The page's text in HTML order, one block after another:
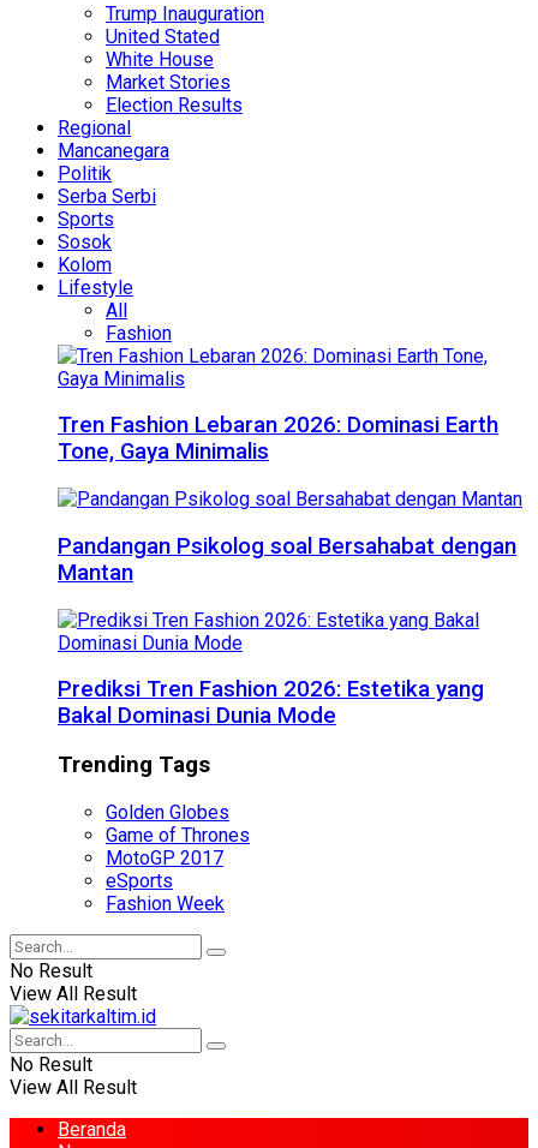
Trump Inauguration
United Stated
White House
Market Stories
Election Results
Regional
Mancanegara
Politik
Serba Serbi
Sports
Sosok
Kolom
Lifestyle
All
Fashion
Tren Fashion Lebaran 2026: Dominasi Earth
Tone, Gaya Minimalis
Pandangan Psikolog soal Bersahabat dengan
Mantan
Prediksi Tren Fashion 2026: Estetika yang
Bakal Dominasi Dunia Mode
Trending Tags
Golden Globes
Game of Thrones
MotoGP 2017
eSports
Fashion Week
No Result
View All Result
No Result
View All Result
Beranda